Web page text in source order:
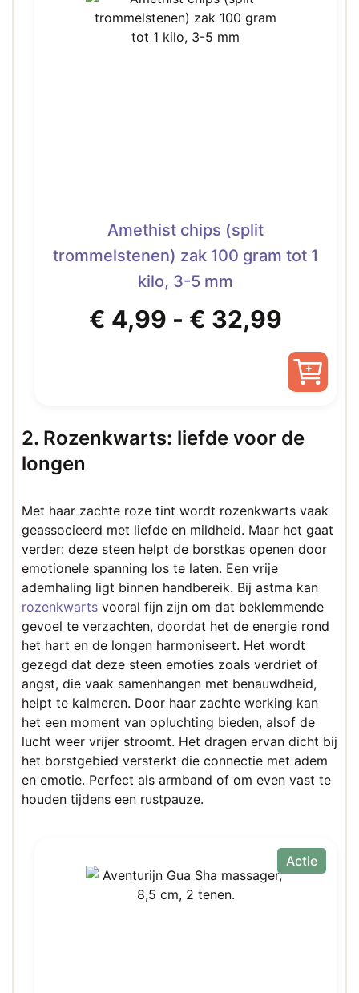
variaties.
Deze
Amethist chips (split
trommelstenen) zak 100 gram tot 1
kilo, 3-5 mm
€ 4,99 - € 32,99
€ 4,99
tot
€
heeft
optie
kan
gekozen
worden
op
de
productpagina
2. Rozenkwarts: liefde voor de
longen
Met haar zachte roze tint wordt rozenkwarts vaak
geassocieerd met liefde en mildheid. Maar het gaat
verder: deze steen helpt de borstkas openen door
emotionele spanning los te laten. Een vrije
ademhaling ligt binnen handbereik. Bij astma kan
rozenkwarts vooral fijn zijn om dat beklemmende
gevoel te verzachten, doordat het de energie rond
het hart en de longen harmoniseert. Het wordt
gezegd dat deze steen emoties zoals verdriet of
angst, die vaak samenhangen met benauwdheid,
helpt te kalmeren. Door haar zachte werking kan
het een moment van opluchting bieden, alsof de
lucht weer vrijer stroomt. Het dragen ervan dicht bij
het borstgebied versterkt die connectie met adem
en emotie. Perfect als armband of om even vast te
houden tijdens een rustpauze.
Actie